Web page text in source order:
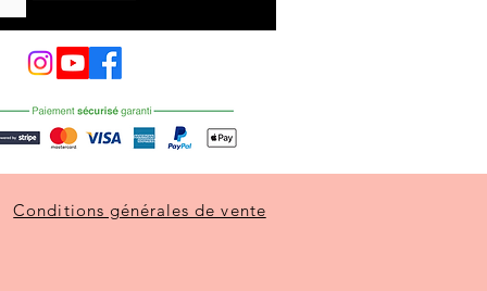
Conditions générales de vente